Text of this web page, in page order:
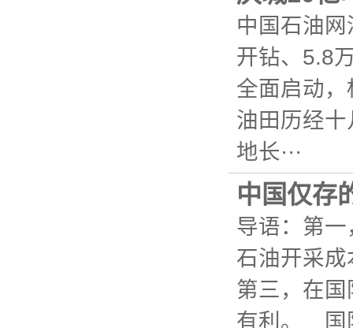
中国石油
开钻、5.8
全面启动
油田历经
地长···
中国仅存
导语：第
石油开采
第三，在
有利。 国